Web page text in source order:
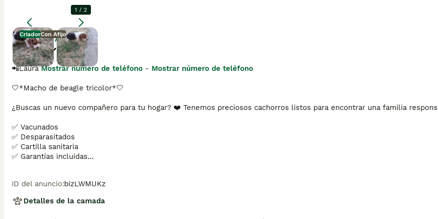
CriadorCon Afijo
Agrandar
1 / 2
Descripción
📲Laura Mostrar número de teléfono - Mostrar número de teléfono
🤍*Macho de beagle tricolor*🤍
¿Buscas un nuevo compañero para tu hogar? ❤️ Tenemos preciosos cachorros listos para encontrar una familia
✅ Vacunados
✅ Desparasitados
✅ Cartilla sanitaria
✅ Garantías incluidas
Se hacen envíos a toda España:  Andalucía: Almería, Cádiz, Córdoba, Granada, Huelva, Jaén, Málaga, Sevilla.Aragón:
Zaragoza.Asturias: Oviedo.Baleares: Palma.Canarias: Las Palmas de Gran Canaria, Santa Cruz de Tenerife.Cantabria:
ID del anuncio:bizLWMUKz
Detalles de la camada